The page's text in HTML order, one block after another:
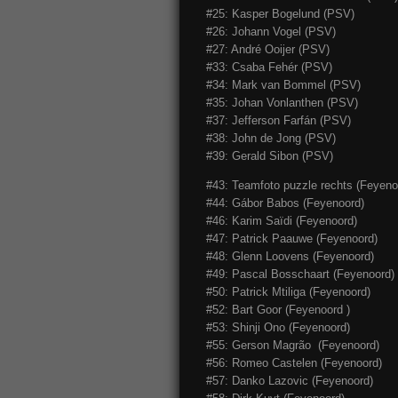
#25: Kasper Bogelund (PSV)
#26: Johann Vogel (PSV)
#27: André Ooijer (PSV)
#33: Csaba Fehér (PSV)
#34: Mark van Bommel (PSV)
#35: Johan Vonlanthen (PSV)
#37: Jefferson Farfán (PSV)
#38: John de Jong (PSV)
#39: Gerald Sibon (PSV)
#43: Teamfoto puzzle rechts
#44: Gábor Babos (Feyenoord)
#46: Karim Saïdi (Feyenoord)
#47: Patrick Paauwe (Feyenoord)
#48: Glenn Loovens (Feyenoord)
#49: Pascal Bosschaart (Feyenoord)
#50: Patrick Mtiliga (Feyenoord)
#52: Bart Goor (Feyenoord )
#53: Shinji Ono (Feyenoord)
#55: Gerson Magrão (Feyenoord)
#56: Romeo Castelen (Feyenoord)
#57: Danko Lazovic (Feyenoord)